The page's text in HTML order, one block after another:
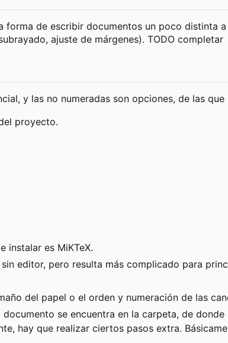
forma de escribir documentos un poco distinta
ajuste de márgenes). TODO completar
y las no numeradas son opciones, de las
proyecto.
instalar es MiKTeX.
editor, pero resulta más complicado para
del papel o el orden y numeración de las
se encuentra en la carpeta, de
hay que realizar ciertos pasos extra.